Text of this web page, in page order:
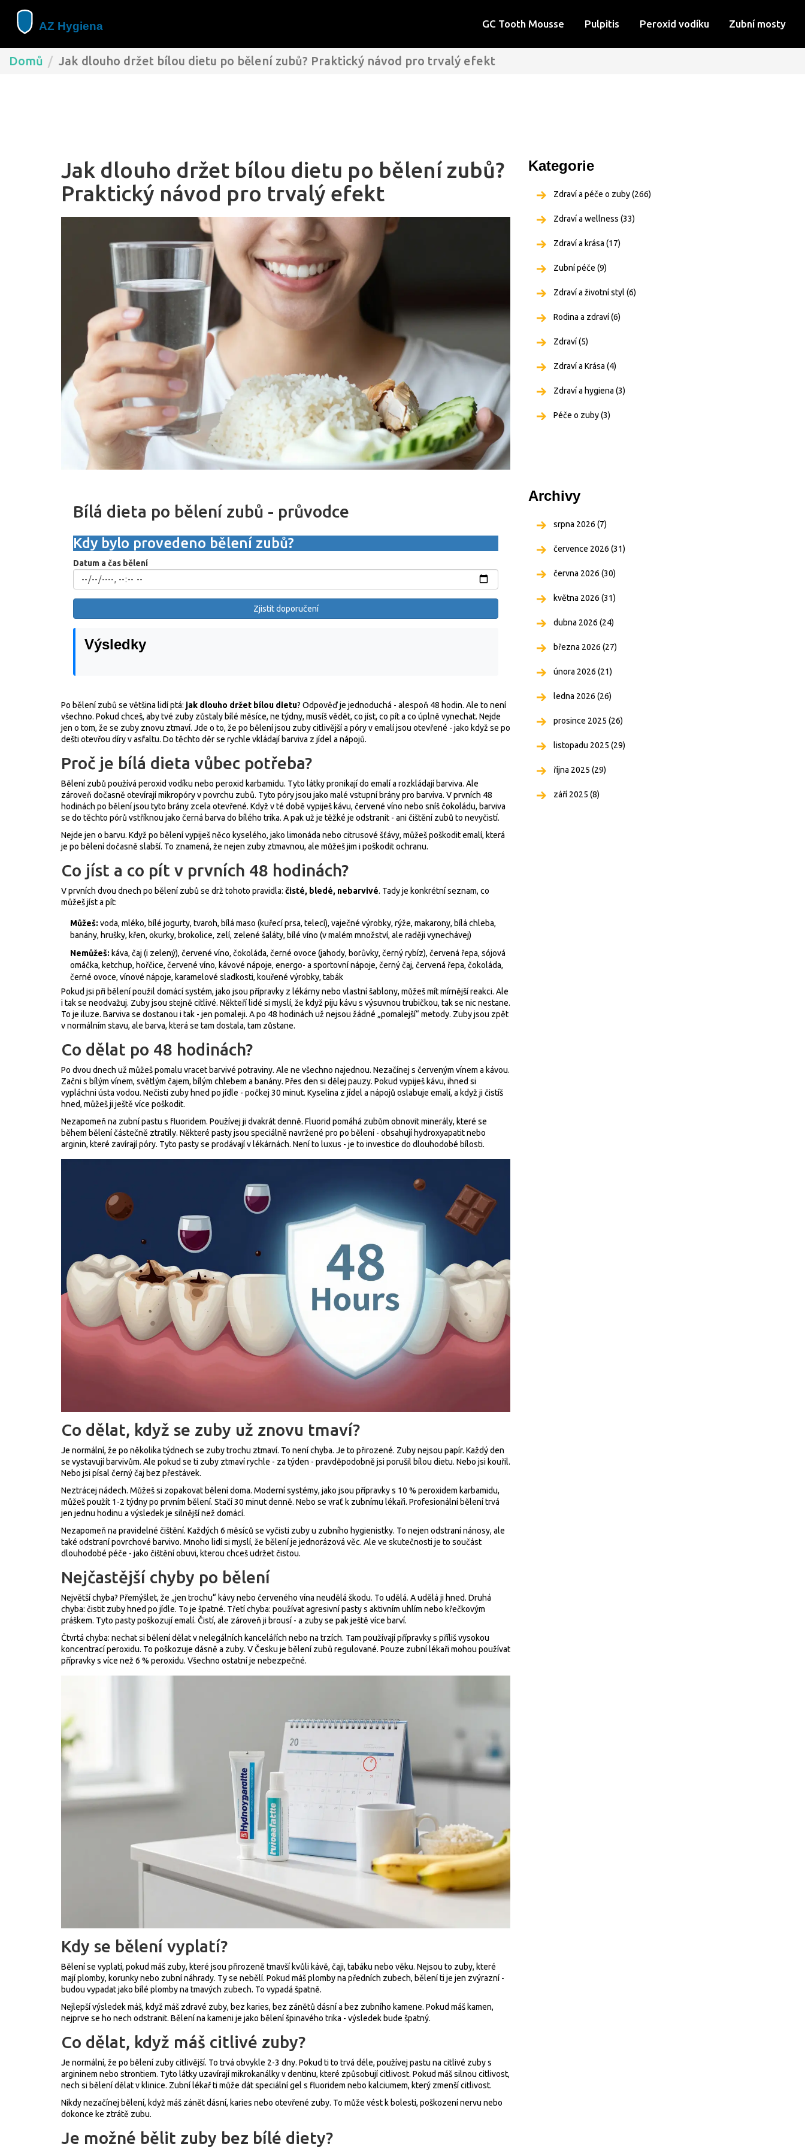
GC Tooth Mousse Pulpitis Peroxid vodíku Zubní mosty
Domů Jak dlouho držet bílou dietu po bělení zubů? Praktický návod pro trvalý efekt
Jak dlouho držet bílou dietu po bělení zubů?
Praktický návod pro trvalý efekt
Bílá dieta po bělení zubů - průvodce
Kdy bylo provedeno bělení zubů?
Datum a čas bělení
Zjistit doporučení
Výsledky
Po bělení zubů se většina lidí ptá: jak dlouho držet bílou dietu? Odpověď je jednoduchá - alespoň 48 hodin. Ale to není
všechno. Pokud chceš, aby tvé zuby zůstaly bílé měsíce, ne týdny, musíš vědět, co jíst, co pít a co úplně vynechat. Nejde
jen o tom, že se zuby znovu ztmaví. Jde o to, že po bělení jsou zuby citlivější a póry v emalí jsou otevřené - jako když se po
dešti otevřou díry v asfaltu. Do těchto děr se rychle vkládají barviva z jídel a nápojů.
Proč je bílá dieta vůbec potřeba?
Bělení zubů používá peroxid vodíku nebo peroxid karbamidu. Tyto látky pronikají do emalí a rozkládají barviva. Ale
zároveň dočasně otevírají mikropóry v povrchu zubů. Tyto póry jsou jako malé vstupní brány pro barviva. V prvních 48
hodinách po bělení jsou tyto brány zcela otevřené. Když v té době vypiješ kávu, červené víno nebo sníš čokoládu, barviva
se do těchto pórů vstříknou jako černá barva do bílého trika. A pak už je těžké je odstranit - ani čištění zubů to nevyčistí.
Nejde jen o barvu. Když po bělení vypiješ něco kyselého, jako limonáda nebo citrusové šťávy, můžeš poškodit emalí, která
je po bělení dočasně slabší. To znamená, že nejen zuby ztmavnou, ale můžeš jim i poškodit ochranu.
Co jíst a co pít v prvních 48 hodinách?
V prvních dvou dnech po bělení zubů se drž tohoto pravidla: čisté, bledé, nebarvivé. Tady je konkrétní seznam, co
můžeš jíst a pít:
Můžeš: voda, mléko, bílé jogurty, tvaroh, bílá maso (kuřecí prsa, telecí), vaječné výrobky, rýže, makarony, bílá chleba,
banány, hrušky, křen, okurky, brokolice, zelí, zelené šaláty, bílé víno (v malém množství, ale raději vynechávej)
Nemůžeš: káva, čaj (i zelený), červené víno, čokoláda, černé ovoce (jahody, borůvky, černý rybíz), červená řepa, sójová
omáčka, ketchup, hořčice, červené víno, kávové nápoje, energo- a sportovní nápoje, černý čaj, červená řepa, čokoláda,
černé ovoce, vínové nápoje, karamelové sladkosti, kouřené výrobky, tabák
Pokud jsi při bělení použil domácí systém, jako jsou přípravky z lékárny nebo vlastní šablony, můžeš mít mírnější reakci. Ale
i tak se neodvažuj. Zuby jsou stejně citlivé. Někteří lidé si myslí, že když piju kávu s výsuvnou trubičkou, tak se nic nestane.
To je iluze. Barviva se dostanou i tak - jen pomaleji. A po 48 hodinách už nejsou žádné „pomalejší“ metody. Zuby jsou zpět
v normálním stavu, ale barva, která se tam dostala, tam zůstane.
Co dělat po 48 hodinách?
Po dvou dnech už můžeš pomalu vracet barvivé potraviny. Ale ne všechno najednou. Nezačínej s červeným vínem a kávou.
Začni s bílým vínem, světlým čajem, bílým chlebem a banány. Přes den si dělej pauzy. Pokud vypiješ kávu, ihned si
vypláchni ústa vodou. Nečisti zuby hned po jídle - počkej 30 minut. Kyselina z jídel a nápojů oslabuje emalí, a když ji čistíš
hned, můžeš ji ještě více poškodit.
Nezapomeň na zubní pastu s fluoridem. Používej ji dvakrát denně. Fluorid pomáhá zubům obnovit minerály, které se
během bělení částečně ztratily. Některé pasty jsou speciálně navržené pro po bělení - obsahují hydroxyapatit nebo
arginin, které zavírají póry. Tyto pasty se prodávají v lékárnách. Není to luxus - je to investice do dlouhodobé bílosti.
Co dělat, když se zuby už znovu tmaví?
Je normální, že po několika týdnech se zuby trochu ztmaví. To není chyba. Je to přirozené. Zuby nejsou papír. Každý den
se vystavují barvivům. Ale pokud se ti zuby ztmaví rychle - za týden - pravděpodobně jsi porušil bílou dietu. Nebo jsi kouřil.
Nebo jsi písal černý čaj bez přestávek.
Neztrácej nádech. Můžeš si zopakovat bělení doma. Moderní systémy, jako jsou přípravky s 10 % peroxidem karbamidu,
můžeš použít 1-2 týdny po prvním bělení. Stačí 30 minut denně. Nebo se vrať k zubnímu lékaři. Profesionální bělení trvá
jen jednu hodinu a výsledek je silnější než domácí.
Nezapomeň na pravidelné čištění. Každých 6 měsíců se vyčisti zuby u zubního hygienistky. To nejen odstraní nánosy, ale
také odstraní povrchové barvivo. Mnoho lidí si myslí, že bělení je jednorázová věc. Ale ve skutečnosti je to součást
dlouhodobé péče - jako čištění obuvi, kterou chceš udržet čistou.
Nejčastější chyby po bělení
Největší chyba? Přemýšlet, že „jen trochu“ kávy nebo červeného vína neudělá škodu. To udělá. A udělá ji hned. Druhá
chyba: čistit zuby hned po jídle. To je špatné. Třetí chyba: používat agresivní pasty s aktivním uhlím nebo křečkovým
práškem. Tyto pasty poškozují emalí. Čistí, ale zároveň ji brousí - a zuby se pak ještě více barví.
Čtvrtá chyba: nechat si bělení dělat v nelegálních kancelářích nebo na trzích. Tam používají přípravky s příliš vysokou
koncentrací peroxidu. To poškozuje dásně a zuby. V Česku je bělení zubů regulované. Pouze zubní lékaři mohou používat
přípravky s více než 6 % peroxidu. Všechno ostatní je nebezpečné.
Kdy se bělení vyplatí?
Bělení se vyplatí, pokud máš zuby, které jsou přirozeně tmavší kvůli kávě, čaji, tabáku nebo věku. Nejsou to zuby, které
mají plomby, korunky nebo zubní náhrady. Ty se nebělí. Pokud máš plomby na předních zubech, bělení ti je jen zvýrazní -
budou vypadat jako bílé plomby na tmavých zubech. To vypadá špatně.
Nejlepší výsledek máš, když máš zdravé zuby, bez karies, bez zánětů dásní a bez zubního kamene. Pokud máš kamen,
nejprve se ho nech odstranit. Bělení na kameni je jako bělení špinavého trika - výsledek bude špatný.
Co dělat, když máš citlivé zuby?
Je normální, že po bělení zuby citlivější. To trvá obvykle 2-3 dny. Pokud ti to trvá déle, používej pastu na citlivé zuby s
argininem nebo strontiem. Tyto látky uzavírají mikrokanálky v dentinu, které způsobují citlivost. Pokud máš silnou citlivost,
nech si bělení dělat v klinice. Zubní lékař ti může dát speciální gel s fluoridem nebo kalciumem, který zmenší citlivost.
Nikdy nezačínej bělení, když máš zánět dásní, karies nebo otevřené zuby. To může vést k bolesti, poškození nervu nebo
dokonce ke ztrátě zubu.
Je možné bělit zuby bez bílé diety?
Kategorie
Zdraví a péče o zuby(266)
Zdraví a wellness (33)
Zdraví a krása (17)
Zubní péče (9)
Zdraví a životní styl (6)
Rodina a zdraví(6)
Zdraví(5)
Zdraví a Krása (4)
Zdraví a hygiena (3)
Péče o zuby(3)
Archivy
srpna 2026 (7)
července 2026 (31)
června 2026 (30)
května 2026 (31)
dubna 2026 (24)
března 2026 (27)
února 2026 (21)
ledna 2026 (26)
prosince 2025 (26)
listopadu 2025 (29)
října 2025 (29)
září 2025 (8)